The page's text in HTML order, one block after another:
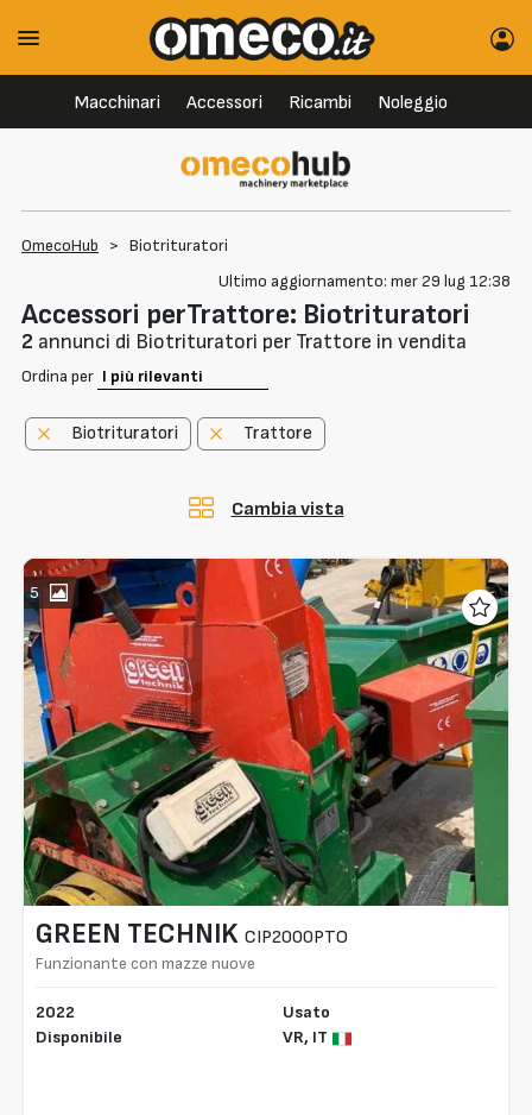
Macchinari Accessori Ricambi Noleggio
OmecoHub > Biotrituratori
Ultimo aggiornamento: mer 29 lug 12:38
Accessori perTrattore: Biotrituratori
2 annunci di Biotrituratori per Trattore in vendita
Ordina per
Biotrituratori Trattore
Cambia vista
5
GREEN TECHNIK CIP2000PTO
Funzionante con mazze nuove
2022
Disponibile
Usato
VR, IT